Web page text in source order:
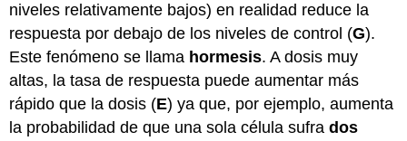
niveles relativamente bajos) en realidad reduce la
respuesta por debajo de los niveles de control (G).
Este fenómeno se llama hormesis. A dosis muy
altas, la tasa de respuesta puede aumentar más
rápido que la dosis (E) ya que, por ejemplo, aumenta
la probabilidad de que una sola célula sufrados